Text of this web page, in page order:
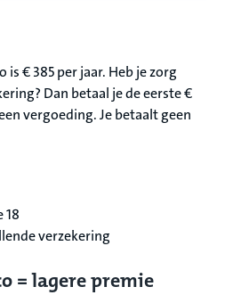
€ 385 per jaar. Heb je zorg
Dan betaal je de eerste €
vergoeding. Je betaalt geen
18
verzekering
= lagere premie